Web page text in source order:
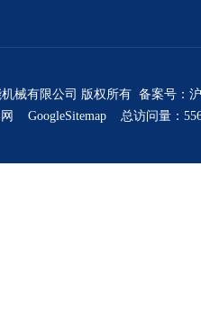
械有限公司 版权所有 备案号：
GoogleSitemap 总访问量：